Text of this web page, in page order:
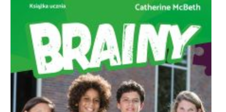
Język
Szkoły państwowe
Szkoły językowe i
uczelnie
Inne publikacje
Inne